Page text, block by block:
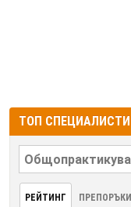
ТОП СПЕЦИАЛИСТИ
РЕЙТИНГ ПРЕПОРЪКИ